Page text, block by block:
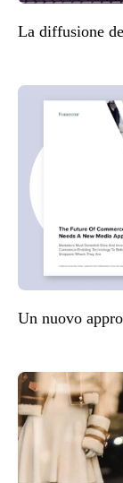
La diffusione
Un nuovo